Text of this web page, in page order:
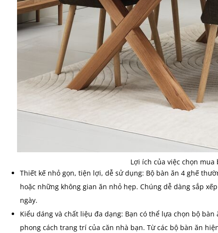
Lợi ích của việc chọn mua
Thiết kế nhỏ gọn, tiện lợi, dễ sử dụng: Bộ bàn ăn 4 ghế
hoặc những không gian ăn nhỏ hẹp. Chúng dễ dàng sắp
ngày.
Kiểu dáng và chất liệu đa dạng: Bạn có thể lựa chọn bộ
phong cách trang trí của căn nhà bạn. Từ các bộ bàn ăn